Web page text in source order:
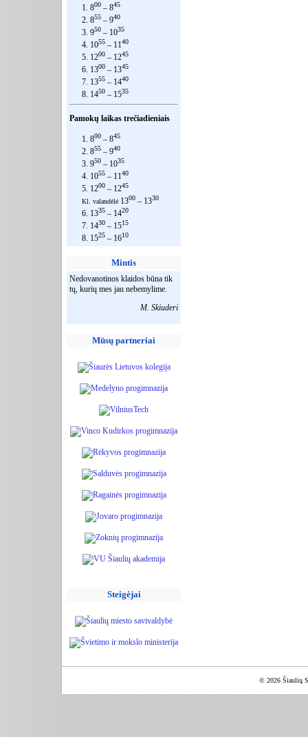
1. 800 – 845
2. 855 – 940
3. 950 – 1035
4. 1055 – 1140
5. 1200 – 1245
6. 1300 – 1345
7. 1355 – 1440
8. 1450 – 1535
Pamokų laikas trečiadieniais
1. 800 – 845
2. 855 – 940
3. 950 – 1035
4. 1055 – 1140
5. 1200 – 1245
Kl. valandėlė 1300 – 1330
6. 1335 – 1420
7. 1430 – 1515
8. 1525 – 1610
Mintis
Nedovanotinos klaidos būna tik
tų, kurių mes jau nebemylime.
M. Skiuderi
Mūsų partneriai
Steigėjai
© 2026 Šiaulių